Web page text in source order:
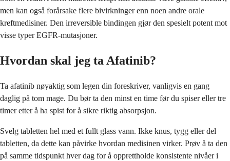
men kan også forårsake flere bivirkninger enn noen andre orale
kreftmedisiner. Den irreversible bindingen gjør den spesielt potent mot
visse typer EGFR-mutasjoner.
Hvordan skal jeg ta Afatinib?
Ta afatinib nøyaktig som legen din foreskriver, vanligvis en gang
daglig på tom mage. Du bør ta den minst en time før du spiser eller tre
timer etter å ha spist for å sikre riktig absorpsjon.
Svelg tabletten hel med et fullt glass vann. Ikke knus, tygg eller del
tabletten, da dette kan påvirke hvordan medisinen virker. Prøv å ta den
på samme tidspunkt hver dag for å opprettholde konsistente nivåer i